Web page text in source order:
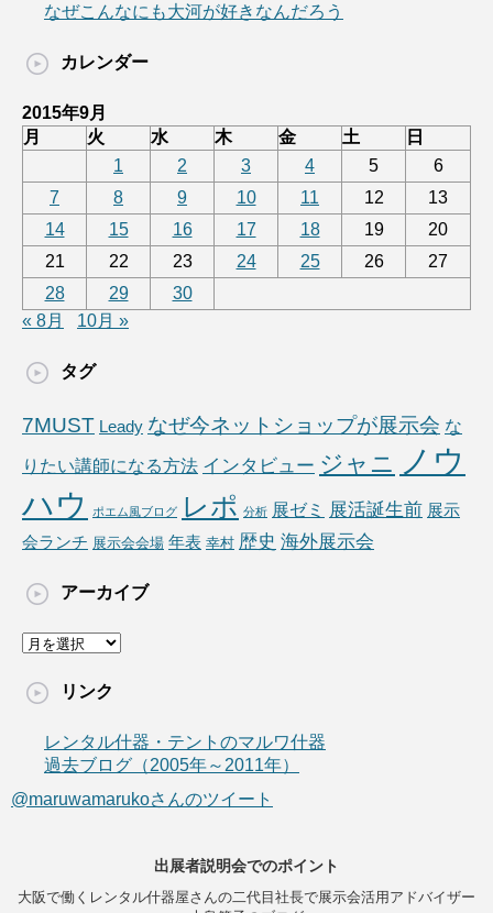
なぜこんなにも大河が好きなんだろう
カレンダー
2015年9月
月
火 水 木 金 土
日
1
2 3 4 5
6
7
8 9 10 11 12
13
14
15 16 17 18 19
20
21
22 23 24 25 26
27
28
29
30
« 8月
10月 »
タグ
7MUST Leady なぜ今ネットショップが展示会 な
りたい講師になる方法 インタビュー ジャニ ノウ
ハウ
ポエム風ブログ レポ 分析 展ゼミ 展活誕生前 展示
会ランチ 展示会会場 年表 幸村 歴史 海外展示会
アーカイブ
ア
カ
リンク
レンタル什器・テントのマルワ什器
過去ブログ（2005年～2011年）
@maruwamarukoさんのツイート
出展者説明会でのポイント
大阪で働くレンタル什器屋さんの二代目社長で展示会活用アドバイザー